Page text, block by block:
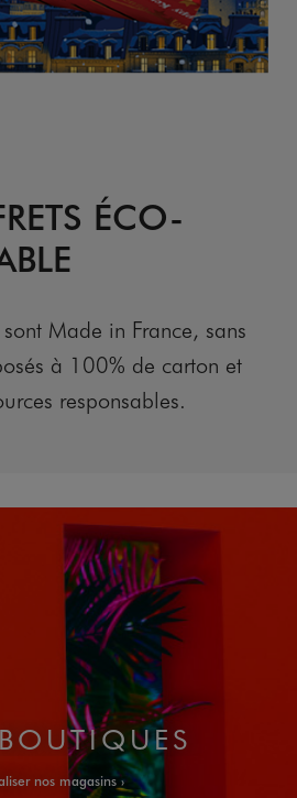
ÉCO-
Made in France, sans
à 100% de carton et
responsables.
nos magasins